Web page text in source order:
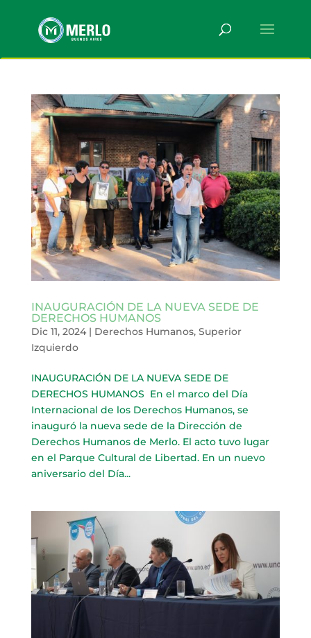
INAUGURACIÓN DE LA NUEVA SEDE DE
DERECHOS HUMANOS
Dic 11, 2024| Derechos Humanos, Superior
Izquierdo
INAUGURACIÓN DE LA NUEVA SEDE DE
DERECHOS HUMANOS ​ En el marco del Día
Internacional de los Derechos Humanos, se
inauguró la nueva sede de la Dirección de
Derechos Humanos de Merlo. El acto tuvo lugar
en el Parque Cultural de Libertad. En un nuevo
aniversario del Día...